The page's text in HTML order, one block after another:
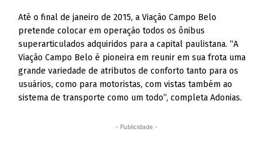
Até o final de janeiro de 2015, a Viação Campo Belo
pretende colocar em operação todos os ônibus
superarticulados adquiridos para a capital paulistana. “A
Viação Campo Belo é pioneira em reunir em sua frota uma
grande variedade de atributos de conforto tanto para os
usuários, como para motoristas, com vistas também ao
sistema de transporte como um todo”, completa Adonias.
- Publicidade -